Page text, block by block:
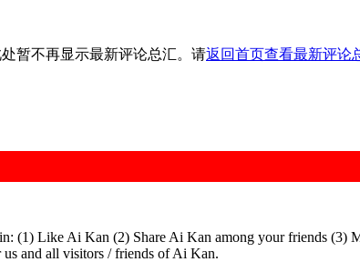
暂不再显示最新评论总汇。请返回首页查看最新评论
(1) Like Ai Kan (2) Share Ai Kan among your friends (3)
and all visitors / friends of Ai Kan.